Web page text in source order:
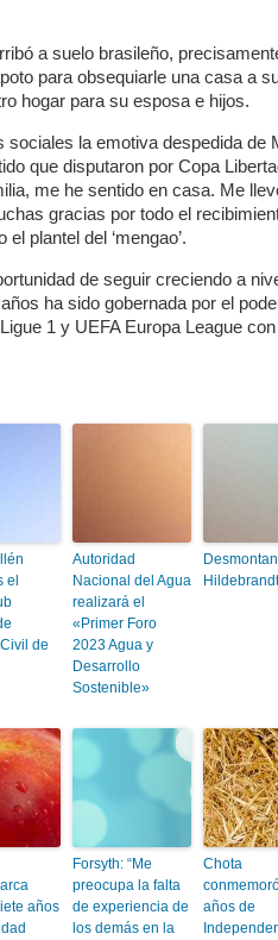
a suelo brasileño,
para obsequiarle una casa a
hogar para su esposa e hijos.
sociales la emotiva despedida de
que disputaron por Copa
me he sentido en casa. Me
gracias por todo el
plantel del ‘mengao’.
de seguir creciendo a
ha sido gobernada por el
1 y UEFA Europa League
el
de
Autoridad
Nacional del Agua
realizará el
«Primer Foro
2023 Agua y
Desarrollo
Sostenible»
Hildebrandt
años
Forsyth: “Me
preocupa la falta
de experiencia de
los demás en la
Chota
años de